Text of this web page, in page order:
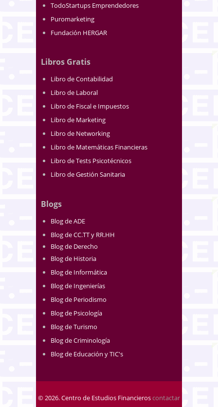
TodoStartups Emprendedores
Puromarketing
Fundación HERGAR
Libros Gratis
Libro de Contabilidad
Libro de Laboral
Libro de Fiscal e Impuestos
Libro de Marketing
Libro de Networking
Libro de Matemáticas Financieras
Libro de Tests Psicotécnicos
Libro de Gestión Sanitaria
Blogs
Blog de ADE
Blog de CC.TT y RR.HH
Blog de Derecho
Blog de Historia
Blog de Informática
Blog de Ingenierías
Blog de Periodismo
Blog de Psicología
Blog de Turismo
Blog de Criminología
Blog de Educación y TIC's
© 2026. Centro de Estudios Financieroscontactar